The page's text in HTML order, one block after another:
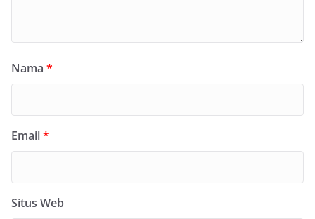
Nama *
Email*
Situs Web